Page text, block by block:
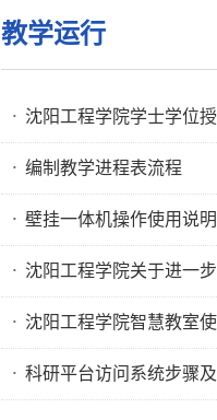
教学运行
· 沈阳工程学院学士学位
· 编制教学进程表流程
· 壁挂一体机操作使用说
· 沈阳工程学院关于进一
· 沈阳工程学院智慧教室
· 科研平台访问系统步骤